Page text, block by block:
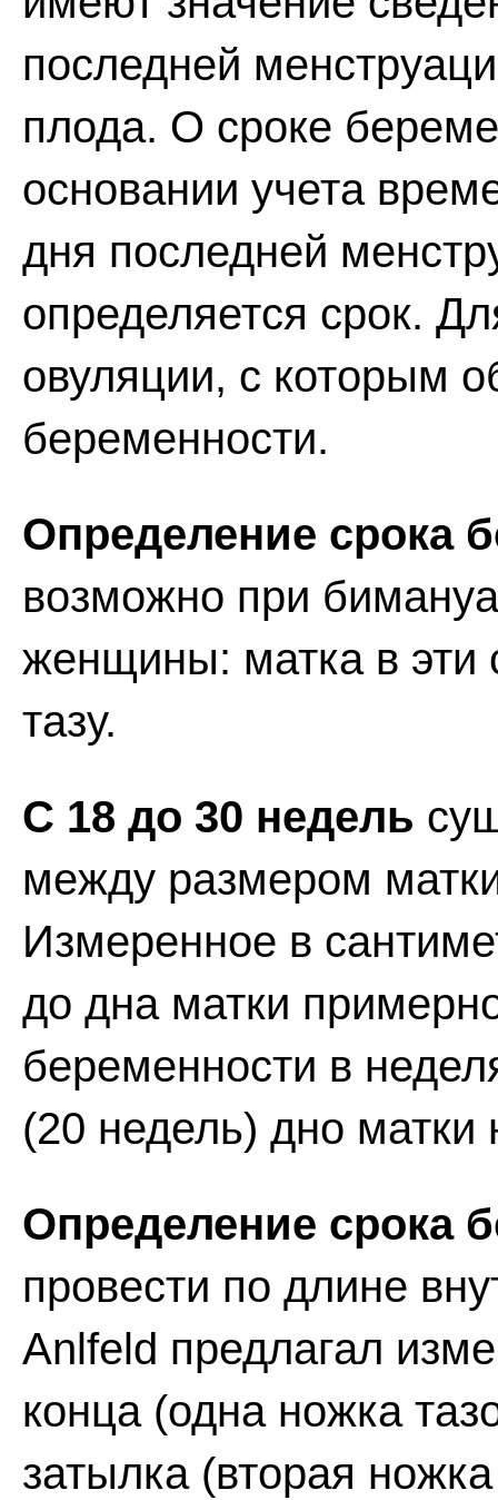
последней
плода. О сроке
основании учета
дня последней
определяется срок.
овуляции, с которым
беременности.
Определение срока
возможно при
женщины: матка в эти
тазу.
С 18 до 30 недель
между размером
Измеренное в
до дна матки
беременности в
(20 недель) дно матки
Определение срока
провести по длине
Anlfeld предлагал
конца (одна ножка
затылка (вторая